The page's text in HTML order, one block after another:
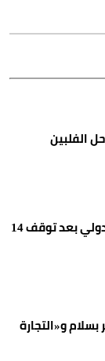
سورية تعيد فتح مطار دير الزور الدولي بعد توقف 14
و«التجارة